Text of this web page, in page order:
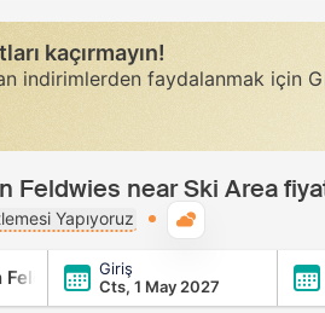
kaçırmayın!
indirimlerden faydalanmak için
Feldwies near Ski Area
Yapıyoruz
near Ski Area
Giriş
Cts, 1 May 2027